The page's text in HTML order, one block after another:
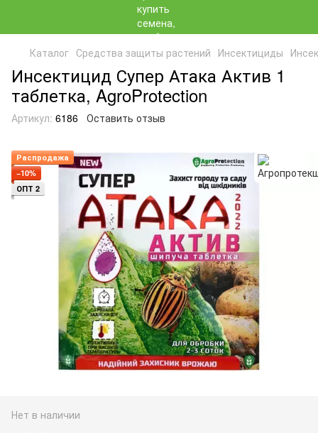
Каталог Средства защиты растений Инсектициды
Инсектицид Супер Атака Актив 1
таблетка, AgroProtection
Артикул: 6186 Оставить отзыв
Распродажа
−10%
ОПТ 2
Нет в наличии